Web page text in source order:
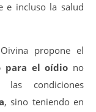
e incluso la salud
propone el
para el oídio no
las condiciones
, sino teniendo en